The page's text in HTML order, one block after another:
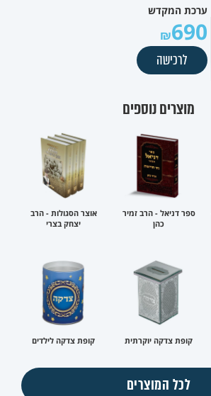
ערכת המקדש
690
לרכישה
מוצרים נוספים
ספר דניאל - הרב זמיר
כהן
אוצר הסגולות - הרב
יצחק בצרי
קופת צדקה יוקרתית קופת צדקה לילדים
לכל המוצרים